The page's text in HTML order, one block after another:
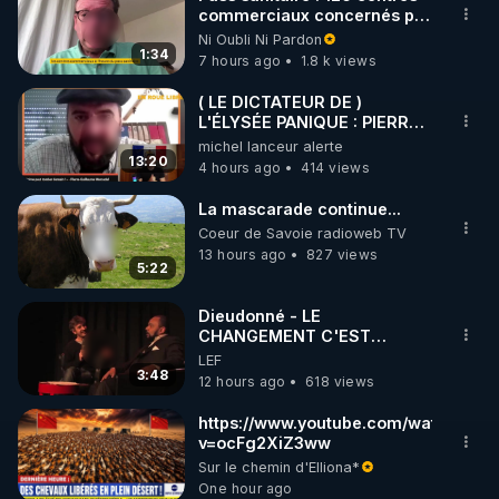
🌱 INSTAGRAM
https://www.instagram.com/rdlr_thierrycasasnovas/
http://rgnr.li/instagram
🌱 LA NEWSLETTER
Pour ne pas rater l’actualité RGNR (stages,
http://rgnr.li/news
🌱 VIDÉOS NON CENSURÉES SUR ODYSEE
Toutes les vidéos Youtube sont aussi sur la
http://rgnr.li/odysee
🌱 LES STAGES EN PRÉSENTIEL
http://rgnr.li/stages
1:34
commerciaux concernés par
l'obligation dans toute la
France
Ni Oubli Ni Pardon
7 hours ago
1.8 k views
13:20
( LE DICTATEUR DE )
L'ÉLYSÉE PANIQUE : PIERRE
GUILLAUME MERCADAL
BALANCE TOUT
michel lanceur alerte
4 hours ago
414 views
5:22
La mascarade continue...
Coeur de Savoie radioweb TV
13 hours ago
827 views
3:48
Dieudonné - LE
CHANGEMENT C'EST
MAINTENANT
LEF
12 hours ago
618 views
https://www.youtube.com/watch?
v=ocFg2XiZ3ww
Sur le chemin d'Elliona*
One hour ago